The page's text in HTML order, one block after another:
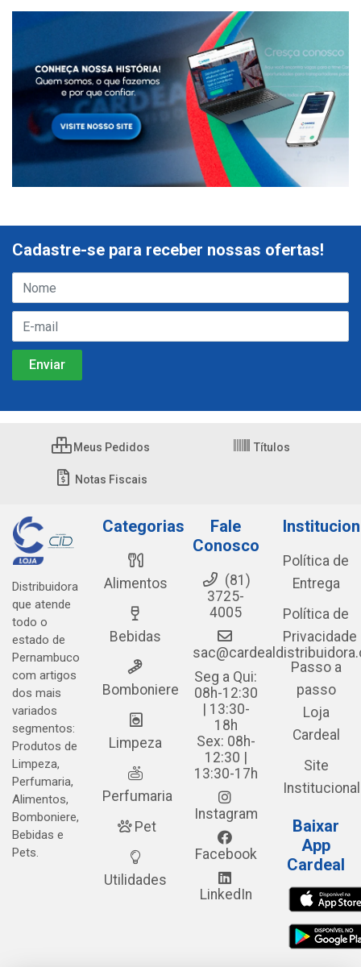
Cadastre-se para receber nossas ofertas!
Meus Pedidos Títulos
Notas Fiscais
Distribuidora
que atende
todo o
estado de
Pernambuco
com artigos
dos mais
variados
segmentos:
Produtos de
Limpeza,
Perfumaria,
Alimentos,
Bomboniere,
Bebidas e
Pets.
Categorias
Alimentos
Bebidas
Bomboniere
Limpeza
Perfumaria
Pet
Utilidades
Fale
Conosco
(81)
3725-
4005
Seg a Qui:
08h-12:30
| 13:30-
18h
Sex: 08h-
12:30 |
13:30-17h
Instagram
Facebook
LinkedIn
Política de
Entrega
Política de
Privacidade
Passo a
passo
Loja
Cardeal
Site
Institucional
Baixar
App
Cardeal